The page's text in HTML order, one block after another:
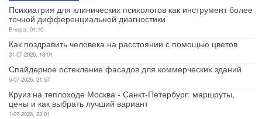
Психиатрия для клинических психологов как инструмент более
точной дифференциальной диагностики
Вчера, 01:10
Как поздравить человека на расстоянии с помощью цветов
31-07-2026, 18:01
Спайдерное остекление фасадов для коммерческих зданий
6-07-2026, 21:57
Круиз на теплоходе Москва - Санкт-Петербург: маршруты,
цены и как выбрать лучший вариант
1-07-2026, 23:01